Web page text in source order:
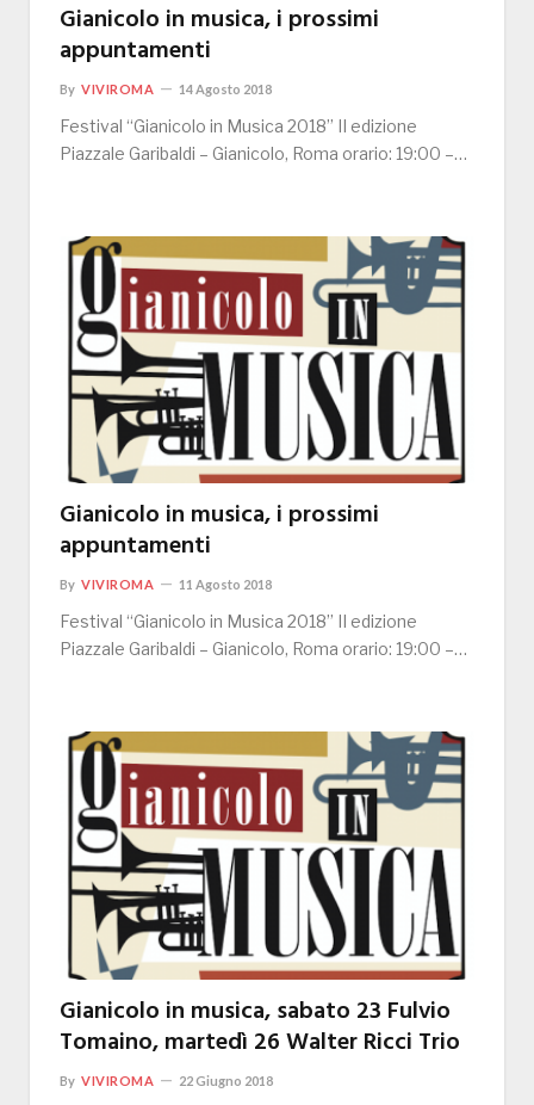
Gianicolo in musica, i prossimi
appuntamenti
By VIVIROMA 14 Agosto 2018
Festival “Gianicolo in Musica 2018” II edizione
Piazzale Garibaldi – Gianicolo, Roma orario: 19:00 –…
Gianicolo in musica, i prossimi
appuntamenti
By VIVIROMA 11 Agosto 2018
Festival “Gianicolo in Musica 2018” II edizione
Piazzale Garibaldi – Gianicolo, Roma orario: 19:00 –…
Gianicolo in musica, sabato 23 Fulvio
Tomaino, martedì 26 Walter Ricci Trio
By VIVIROMA 22 Giugno 2018